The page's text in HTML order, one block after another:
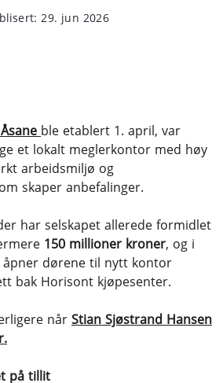
29. jun 2026
ble etablert 1. april, var
et lokalt meglerkontor med høy
arbeidsmiljø og
skaper anbefalinger.
har selskapet allerede formidlet
150 millioner kroner, og i
dørene til nytt kontor
bak Horisont kjøpesenter.
når Stian Sjøstrand Hansen
på tillit